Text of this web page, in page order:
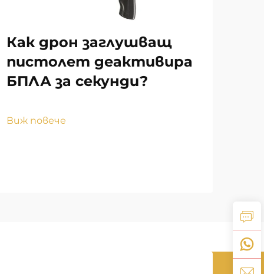
Как дрон заглушващ
пистолет деактивира
БПЛА за секунди?
Виж повече